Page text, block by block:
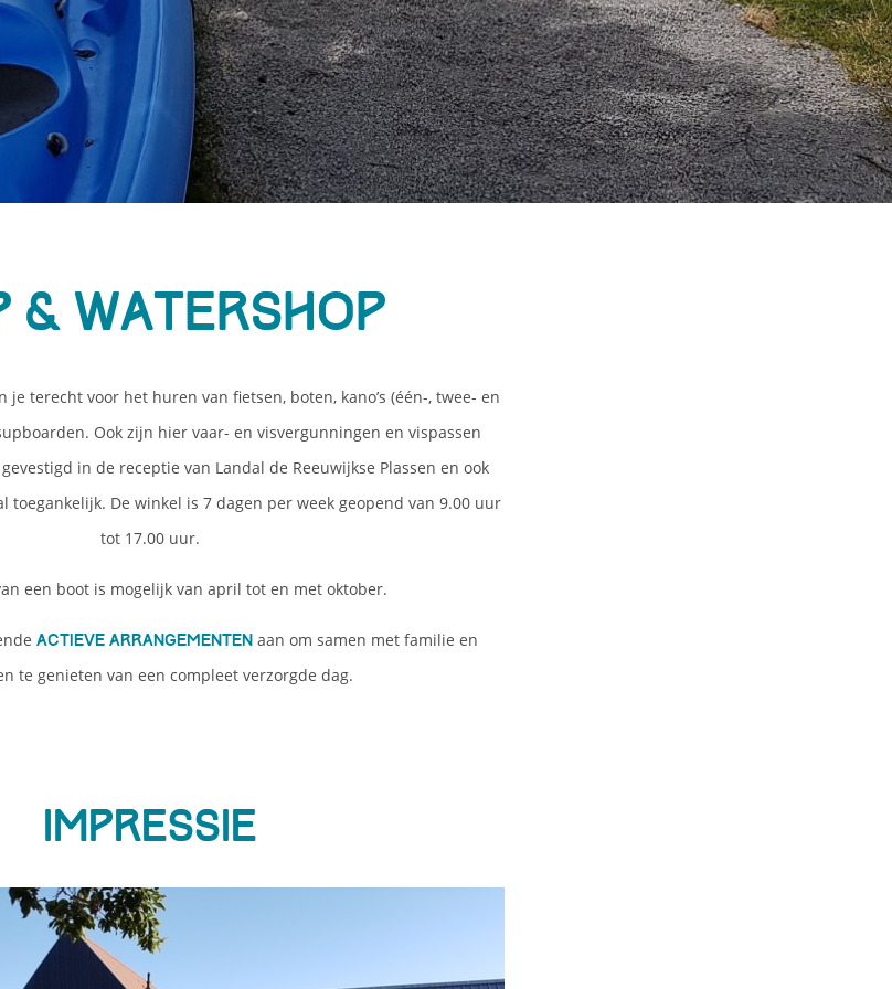
& Watershop
je terecht voor het huren van fietsen, boten, kano’s (één-, twee- en
Ook zijn hier vaar- en visvergunningen en vispassen
in de receptie van Landal de Reeuwijkse Plassen en ook
toegankelijk. De winkel is 7 dagen per week geopend van 9.00 uur
tot 17.00 uur.
een boot is mogelijk van april tot en met oktober.
actieve arrangementenaan om samen met familie en
te genieten van een compleet verzorgde dag.
Impressie